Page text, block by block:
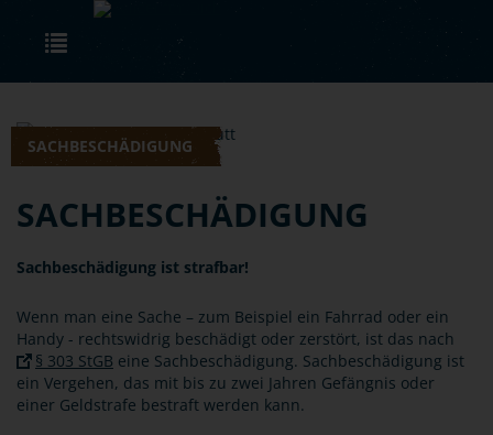
Skip to main content
SACHBESCHÄDIGUNG
SACHBESCHÄDIGUNG
Sachbeschädigung ist strafbar!
Wenn man eine Sache – zum Beispiel ein Fahrrad oder ein
Handy - rechtswidrig beschädigt oder zerstört, ist das nach
§ 303 StGB eine Sachbeschädigung. Sachbeschädigung ist
ein Vergehen, das mit bis zu zwei Jahren Gefängnis oder
einer Geldstrafe bestraft werden kann.